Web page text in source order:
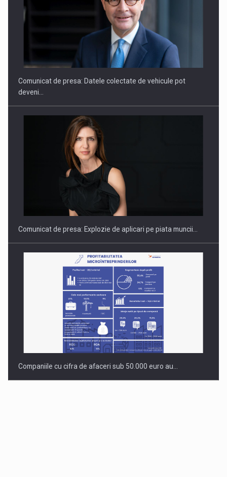
SAPTE PERSONALITATI DIN MEDIUL DE AFACERI, ACADEMIC
Hard Enduro Piatra Craiului 2026, fueled by benzinariile RO…
Comunicat de presa: Datele colectate de vehicule pot
deveni…
Comunicat de presa: Explozie de aplicari pe piata muncii…
Companiile cu cifra de afaceri sub 50.000 euro au…